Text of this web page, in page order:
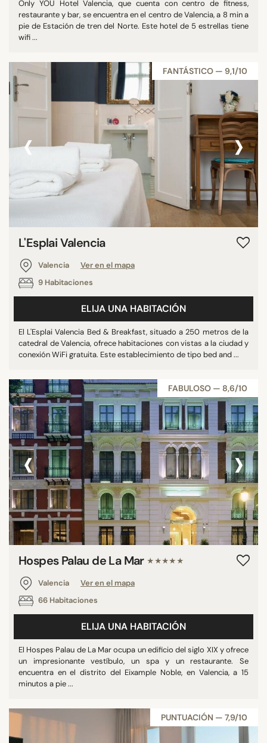
Only YOU Hotel Valencia, que cuenta con centro de fitness,
restaurante y bar, se encuentra en el centro de Valencia, a 8 min a
pie de Estación de tren del Norte. Este hotel de 5 estrellas tiene
wifi ...
FANTÁSTICO — 9,1/10
‹ ›
L'Esplai Valencia
Valencia
Ver en el mapa
9 Habitaciones
ELIJA UNA HABITACIÓN
El L'Esplai Valencia Bed & Breakfast, situado a 250 metros de la
catedral de Valencia, ofrece habitaciones con vistas a la ciudad y
conexión WiFi gratuita. Este establecimiento de tipo bed and ...
FABULOSO — 8,6/10
‹ ›
Hospes Palau de La Mar ★★★★★
Valencia
Ver en el mapa
66 Habitaciones
ELIJA UNA HABITACIÓN
El Hospes Palau de La Mar ocupa un edificio del siglo XIX y ofrece
un impresionante vestíbulo, un spa y un restaurante. Se
encuentra en el distrito del Eixample Noble, en Valencia, a 15
minutos a pie ...
PUNTUACIÓN — 7,9/10